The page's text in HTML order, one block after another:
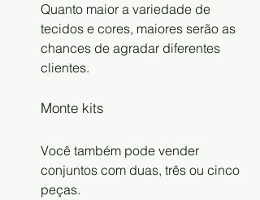
Quanto maior a variedade de
tecidos e cores, maiores serão as
chances de agradar diferentes
clientes.
Monte kits
Você também pode vender
conjuntos com duas, três ou cinco
peças.